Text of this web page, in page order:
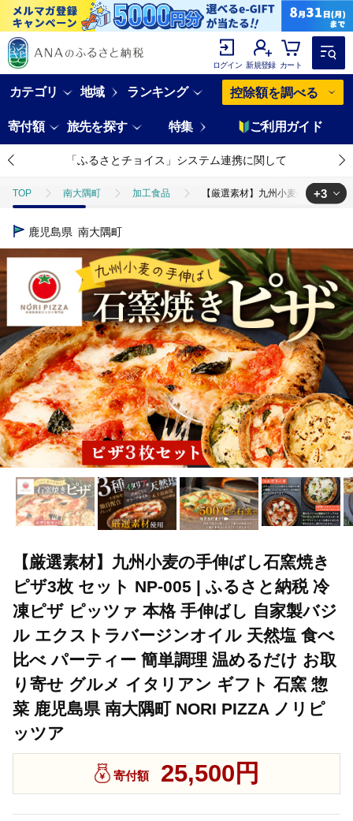
ログイン 新規登録 カート
カテゴリ 地域 ランキング 控除額を調べる
寄付額 旅先を探す 特集 ご利用ガイド
「ふるさとチョイス」システム連携に関して
TOP 南大隅町 加工食品 【厳選素材】九州小麦の手伸ばし
TOP
加工食品 惣菜・レトルト ほかの惣菜 【厳選素
TOP 加工食品 ほかの加工食品 【厳選素材】九州小麦の手
+3
鹿児島県 南大隅町
【厳選素材】九州小麦の手伸ばし石窯焼き
ピザ3枚 セット NP-005 | ふるさと納税 冷
凍ピザ ピッツァ 本格 手伸ばし 自家製バジ
ル エクストラバージンオイル 天然塩 食べ
比べ パーティー 簡単調理 温めるだけ お取
り寄せ グルメ イタリアン ギフト 石窯 惣
菜 鹿児島県 南大隅町 NORI PIZZA ノリピ
ッツア
寄付額 25,500円